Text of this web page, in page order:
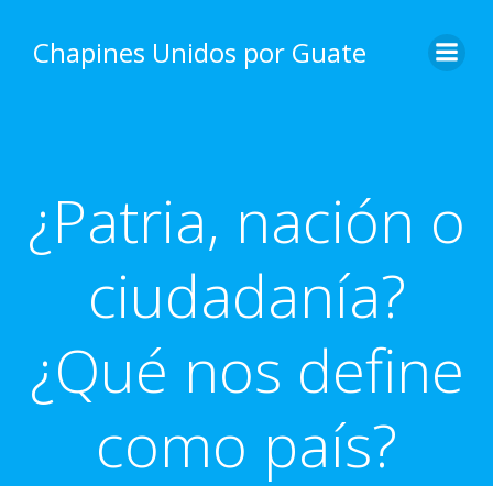
content
Chapines Unidos por Guate
¿Patria, nación o
ciudadanía?
¿Qué nos define
como país?